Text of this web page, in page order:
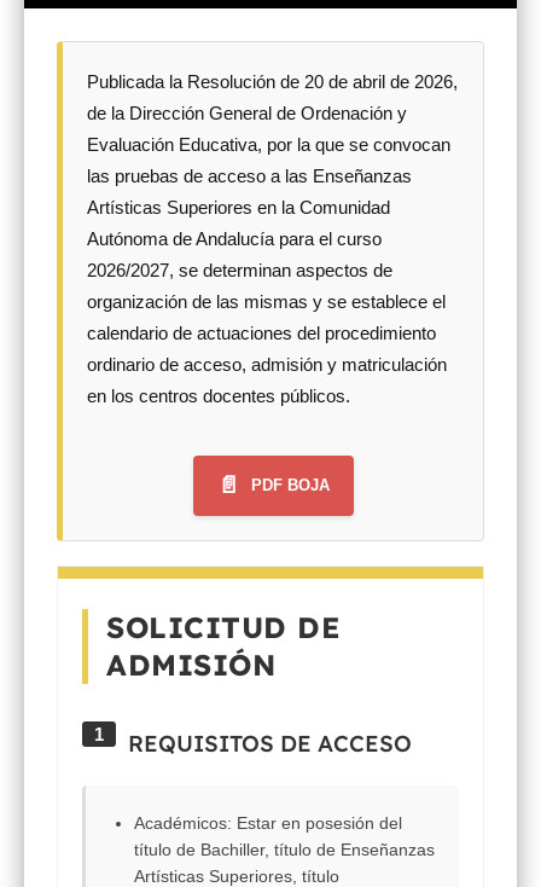
Publicada la Resolución de 20 de abril de 2026,
de la Dirección General de Ordenación y
Evaluación Educativa, por la que se convocan
las pruebas de acceso a las Enseñanzas
Artísticas Superiores en la Comunidad
Autónoma de Andalucía para el curso
2026/2027, se determinan aspectos de
organización de las mismas y se establece el
calendario de actuaciones del procedimiento
ordinario de acceso, admisión y matriculación
en los centros docentes públicos.
📄 PDF BOJA
SOLICITUD DE
ADMISIÓN
1 REQUISITOS DE ACCESO
Académicos: Estar en posesión del
título de Bachiller, título de Enseñanzas
Artísticas Superiores, título